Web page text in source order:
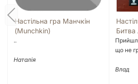
Механіка - вікторина
Механіка -
Настільні ігри серії Unmatched
Настільні ігри серії Монополія
Настільна гра Манчкін
(Munchkin)
..
Наталія
Битва
друга
що не
Влад